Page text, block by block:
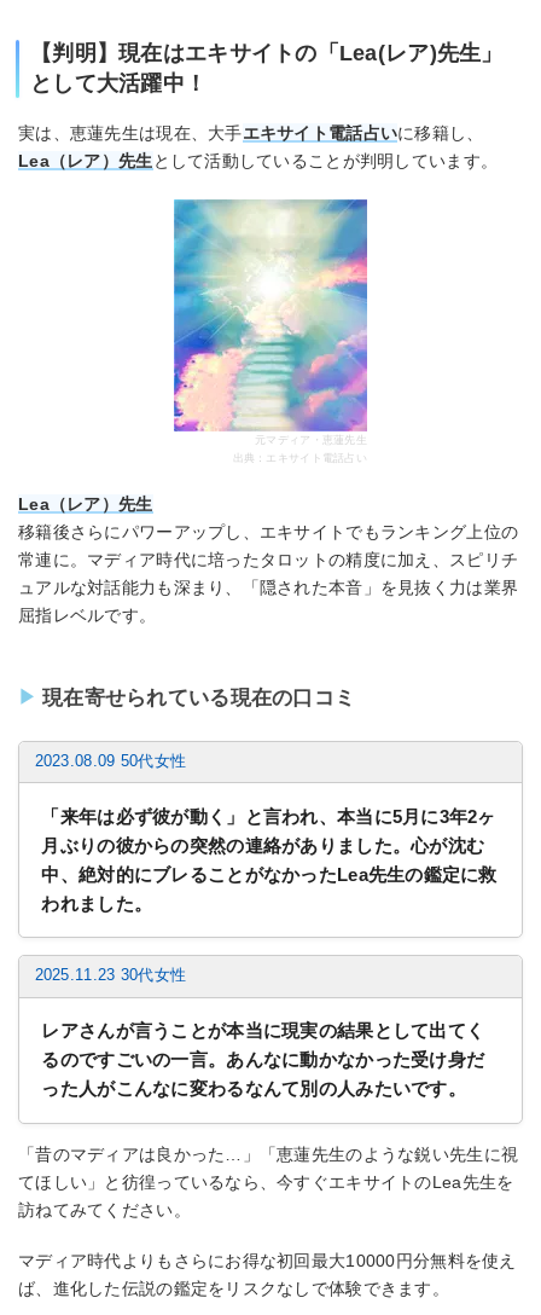
【判明】現在はエキサイトの「Lea(レア)先生」
として大活躍中！
実は、恵蓮先生は現在、大手エキサイト電話占いに移籍し、
Lea（レア）先生 として活動していることが判明しています。
元マディア・恵蓮先生
出典：エキサイト電話占い
Lea（レア）先生
移籍後さらにパワーアップし、エキサイトでもランキング上位の
常連に。マディア時代に培ったタロットの精度に加え、スピリチ
ュアルな対話能力も深まり、「隠された本音」を見抜く力は業界
屈指レベルです。
現在寄せられている現在の口コミ
2023.08.09 50代女性
「来年は必ず彼が動く」と言われ、本当に5月に3年2ヶ
月ぶりの彼からの突然の連絡がありました。心が沈む
中、絶対的にブレることがなかったLea先生の鑑定に救
われました。
2025.11.23 30代女性
レアさんが言うことが本当に現実の結果として出てく
るのですごいの一言。あんなに動かなかった受け身だ
った人がこんなに変わるなんて別の人みたいです。
「昔のマディアは良かった…」「恵蓮先生のような鋭い先生に視
てほしい」と彷徨っているなら、今すぐエキサイトのLea先生を
訪ねてみてください。
マディア時代よりもさらにお得な初回最大10000円分無料を使え
ば、進化した伝説の鑑定をリスクなしで体験できます。